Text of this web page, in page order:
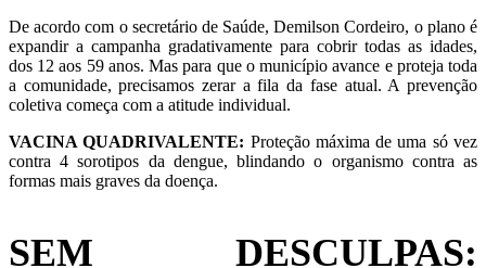
De acordo com o secretário de Saúde, Demilson Cordeiro, o plano é
expandir a campanha gradativamente para cobrir todas as idades,
dos 12 aos 59 anos. Mas para que o município avance e proteja toda
a comunidade, precisamos zerar a fila da fase atual. A prevenção
coletiva começa com a atitude individual.
VACINA QUADRIVALENTE: Proteção máxima de uma só vez
contra 4 sorotipos da dengue, blindando o organismo contra as
formas mais graves da doença.
SEM DESCULPAS: